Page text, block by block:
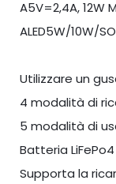
A5V=2,4A, 12W
ALED5W/10W/
Utilizzare un
4 modalità di
5 modalità di
Batteria
Supporta la